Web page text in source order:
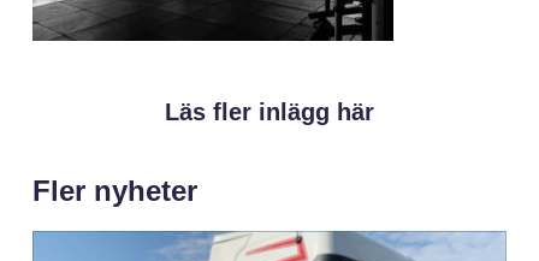
Läs fler inlägg här
Fler nyheter